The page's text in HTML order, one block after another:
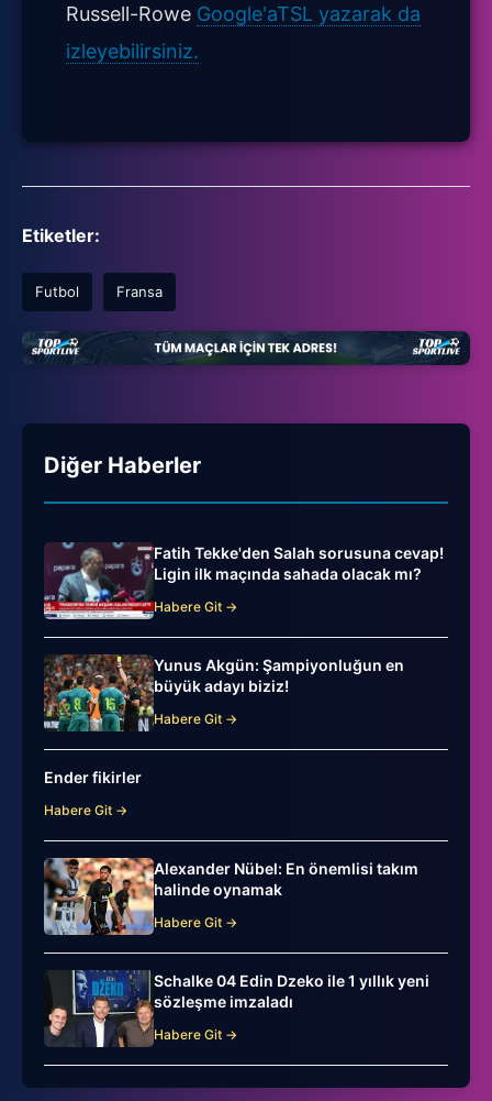
Russell-Rowe Google'aTSL yazarak da
izleyebilirsiniz.
Etiketler:
Futbol Fransa
Diğer Haberler
Fatih Tekke'den Salah sorusuna cevap!
Ligin ilk maçında sahada olacak mı?
Habere Git →
Yunus Akgün: Şampiyonluğun en
büyük adayı biziz!
Habere Git →
Ender fikirler
Habere Git →
Alexander Nübel: En önemlisi takım
halinde oynamak
Habere Git →
Schalke 04 Edin Dzeko ile 1 yıllık yeni
sözleşme imzaladı
Habere Git →